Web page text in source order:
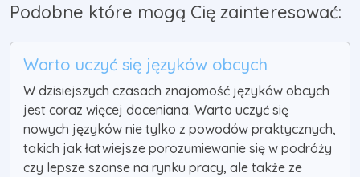
Podobne które mogą Cię zainteresować:
Warto uczyć się języków obcych
W dzisiejszych czasach znajomość języków obcych
jest coraz więcej doceniana. Warto uczyć się
nowych języków nie tylko z powodów praktycznych,
takich jak łatwiejsze porozumiewanie się w podróży
czy lepsze szanse na rynku pracy, ale także ze